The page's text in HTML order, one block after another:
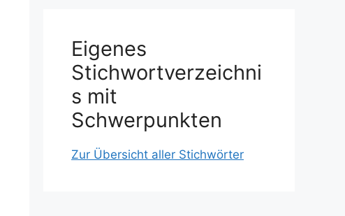
Eigenes
Stichwortverzeichni
s mit
Schwerpunkten
Zur Übersicht aller Stichwörter